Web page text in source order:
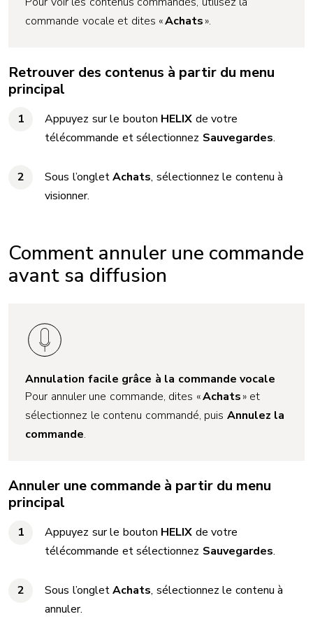
commande vocale et dites «Achats».
Retrouver des contenus à partir du menu
principal
Appuyez sur le bouton HELIX de votre
télécommande et sélectionnez Sauvegardes.
Sous l’ongletAchats, sélectionnez le contenu à
visionner.
Comment annuler une commande
avant sa diffusion
Annulation facile grâce à la commande vocale
Pour annuler une commande, dites «Achats» et
sélectionnez le contenu commandé, puis Annulez la
commande.
Annuler une commande à partir du menu
principal
Appuyez sur le bouton HELIX de votre
télécommande et sélectionnez Sauvegardes.
Sous l’ongletAchats, sélectionnez le contenu à
annuler.